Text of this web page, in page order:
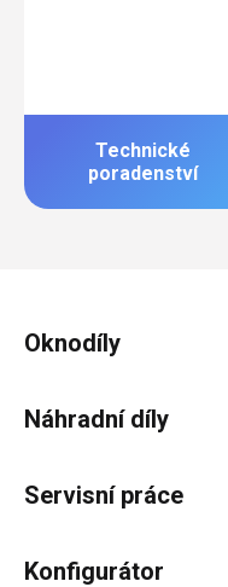
Technické
poradenství
Zápatí
Oknodíly
Náhradní díly
Servisní práce
Konfigurátor